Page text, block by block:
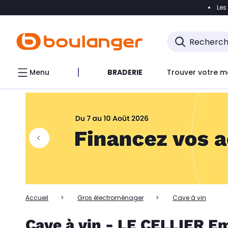
Accéder
Accéder directement au chatbot
Menu BRADERIE Trouver votre
Accueil Gros électroménager Cave à vin